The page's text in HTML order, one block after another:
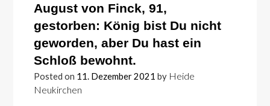
August von Finck, 91,
gestorben: König bist Du nicht
geworden, aber Du hast ein
Schloß bewohnt.
Posted on 11. Dezember 2021 by Heide
Neukirchen